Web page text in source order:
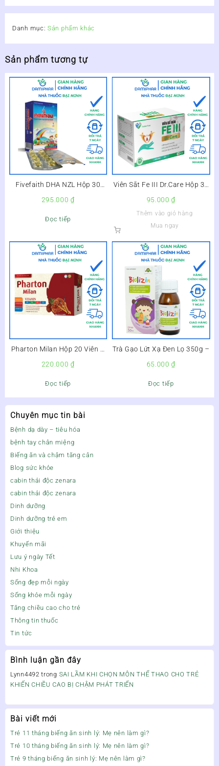
Chuyên mục tin bài
Bệnh dạ dày – tiêu hóa
bệnh tay chân miệng
Biếng ăn và chậm tăng cân
Blog sức khỏe
cabin thải độc zenara
cabin thải độc zenara
Dinh dưỡng
Dinh dưỡng trẻ em
Giới thiệu
Khuyến mãi
Lưu ý ngày Tết
Nhi Khoa
Sống đẹp mỗi ngày
Sống khỏe mỗi ngày
Tăng chiều cao cho trẻ
Thông tin thuốc
Tin tức
Bình luận gần đây
Lynn4492 trong SAI LẦM KHI CHỌN MÔN THỂ THAO CHO TRẺ
KHIẾN CHIỀU CAO BỊ CHẬM PHÁT TRIỂN
Bài viết mới
Trẻ 11 tháng biếng ăn sinh lý: Mẹ nên làm gì?
Trẻ 10 tháng biếng ăn sinh lý: Mẹ nên làm gì?
Trẻ 9 tháng biếng ăn sinh lý: Mẹ nên làm gì?
Danh mục: Sản phẩm khác
Sản phẩm tương tự
Fivefaith DHA NZL Hộp 30
Viên – Bổ Sung DHA Cho Trẻ,
Bổ Não, Sáng Mắt –
295.000₫
Đọc tiếp
Viên Sắt Fe III Dr.Care Hộp 30
Viên – Bổ Sung Sắt, Giảm
Nguy Cơ Thiếu Máu –
95.000₫
Thêm vào giỏ hàng
Mua ngay
Pharton Milan Hộp 20 Viên –
Bổ Sung Vitamin, Bồi Bổ Cơ
Thể, Tăng Cường Sức Đề
Kháng –
220.000₫
Đọc tiếp
Trà Gạo Lứt Xạ Đen Lọ 350g –
65.000₫
Đọc tiếp